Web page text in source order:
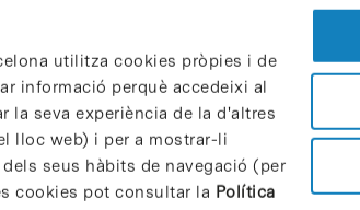
utilitza cookies pròpies i de
informació perquè accedeixi al
la seva experiència de la d'altres
lloc web) i per a mostrar-li
seus hàbits de navegació (per
cookies pot consultar la Política